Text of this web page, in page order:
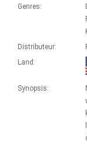
Genres:
Distributeur:
Land:
Synopsis: